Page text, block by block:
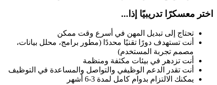
اختر معسكرًا تدريبيًا إذا...
تحتاج إلى تبديل المهن في أسرع وقت ممكن
أنت تستهدف دورًا تقنيًا محددًا (مطور برامج، محلل بيانات،
مصمم تجربة المستخدم)
أنت تزدهر في بيئات مكثفة ومنظمة
أنت تقدر الدعم الوظيفي والتواصل والمساعدة في التوظيف
يمكنك الالتزام بدوام كامل لمدة 3-6 أشهر